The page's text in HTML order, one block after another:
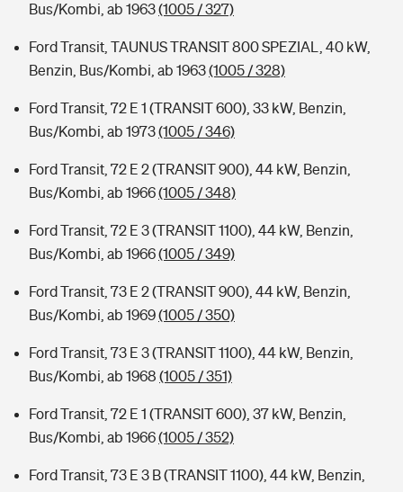
Bus/Kombi, ab 1963(1005 / 327)
Ford Transit, TAUNUS TRANSIT 800 SPEZIAL, 40 kW,
Benzin, Bus/Kombi, ab 1963(1005 / 328)
Ford Transit, 72 E 1 (TRANSIT 600), 33 kW, Benzin,
Bus/Kombi, ab 1973(1005 / 346)
Ford Transit, 72 E 2 (TRANSIT 900), 44 kW, Benzin,
Bus/Kombi, ab 1966(1005 / 348)
Ford Transit, 72 E 3 (TRANSIT 1100), 44 kW, Benzin,
Bus/Kombi, ab 1966(1005 / 349)
Ford Transit, 73 E 2 (TRANSIT 900), 44 kW, Benzin,
Bus/Kombi, ab 1969(1005 / 350)
Ford Transit, 73 E 3 (TRANSIT 1100), 44 kW, Benzin,
Bus/Kombi, ab 1968 (1005 / 351)
Ford Transit, 72 E 1 (TRANSIT 600), 37 kW, Benzin,
Bus/Kombi, ab 1966(1005 / 352)
Ford Transit, 73 E 3 B (TRANSIT 1100), 44 kW, Benzin,